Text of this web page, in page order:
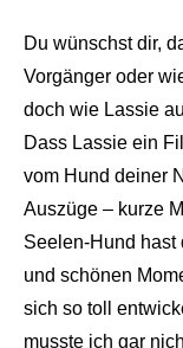
Du wünschst dir,
Vorgänger oder
doch wie Lassie
Dass Lassie ein
vom Hund deiner
Auszüge – kurze
Seelen-Hund hast
und schönen
sich so toll
musste ich gar